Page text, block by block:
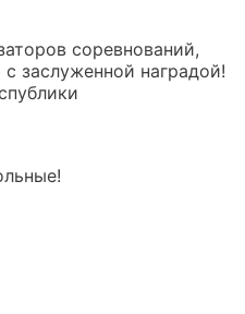
соревнований,
заслуженной наградой!